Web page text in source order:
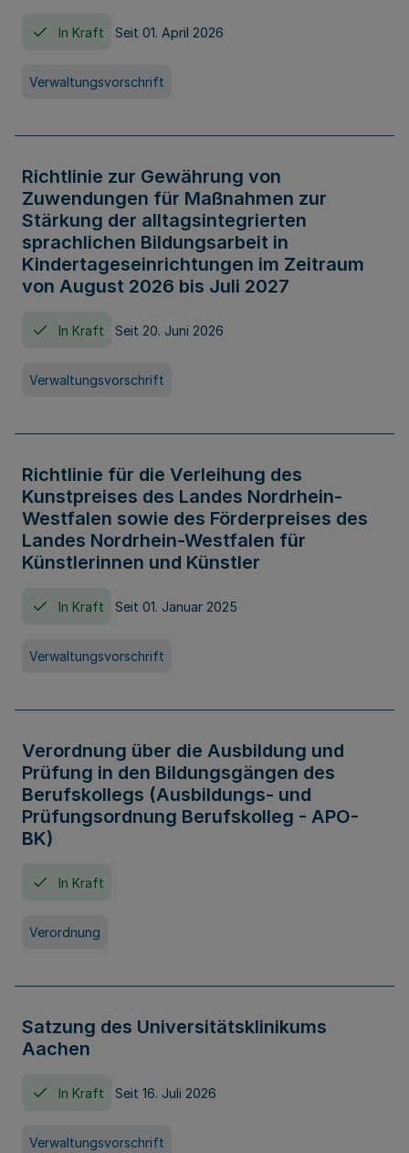
In Kraft Seit 01. April 2026
Verwaltungsvorschrift
Richtlinie zur Gewährung von
Zuwendungen für Maßnahmen zur
Stärkung der alltagsintegrierten
sprachlichen Bildungsarbeit in
Kindertageseinrichtungen im Zeitraum
von August 2026 bis Juli 2027
In Kraft Seit 20. Juni 2026
Verwaltungsvorschrift
Richtlinie für die Verleihung des
Kunstpreises des Landes Nordrhein-
Westfalen sowie des Förderpreises des
Landes Nordrhein-Westfalen für
Künstlerinnen und Künstler
In Kraft Seit 01. Januar 2025
Verwaltungsvorschrift
Verordnung über die Ausbildung und
Prüfung in den Bildungsgängen des
Berufskollegs (Ausbildungs- und
Prüfungsordnung Berufskolleg - APO-
BK)
In Kraft
Verordnung
Satzung des Universitätsklinikums
Aachen
In Kraft Seit 16. Juli 2026
Verwaltungsvorschrift